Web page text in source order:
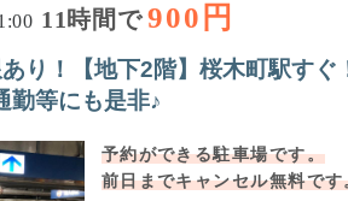
11時間で 900円
り！【地下2階】桜木町駅すぐ
勤等にも是非♪
予約ができる駐車場です。
前日までキャンセル無料です